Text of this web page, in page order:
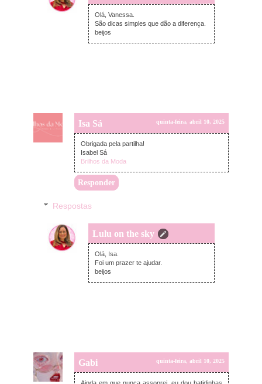
domingo, abril 13, 2025
Olá, Vanessa.
São dicas simples que dão a diferença.
beijos
Isa Sá quinta-feira, abril 10, 2025
Obrigada pela partilha!
Isabel Sá
Brilhos da Moda
Responder
Respostas
Lulu on the sky
domingo, abril 13, 2025
Olá, Isa.
Foi um prazer te ajudar.
beijos
Gabi quinta-feira, abril 10, 2025